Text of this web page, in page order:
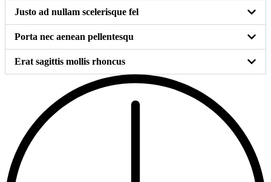
Justo ad nullam scelerisque fel
Porta nec aenean pellentesqu
Erat sagittis mollis rhoncus